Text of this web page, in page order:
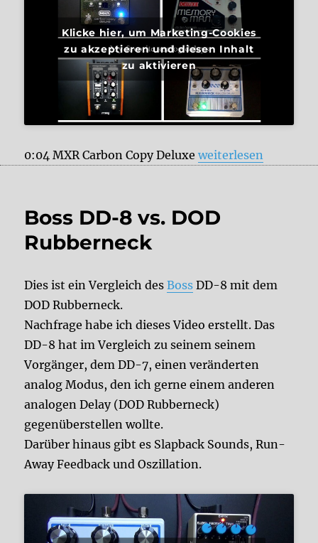
Klicke hier, um Marketing-Cookies
zu akzeptieren und diesen Inhalt
zu aktivieren
0:04 MXR Carbon Copy Deluxe„Meine liebsten
weiterlesen
Boss DD-8 vs. DOD
Rubberneck
Dies ist ein Vergleich desBoss DD-8 mit dem
DOD Rubberneck.
Nachfrage habe ich dieses Video erstellt. Das
DD-8 hat im Vergleich zu seinem seinem
Vorgänger, dem DD-7, einen veränderten
analog Modus, den ich gerne einem anderen
analogen Delay (DOD Rubberneck)
gegenüberstellen wollte.
Darüber hinaus gibt es Slapback Sounds, Run-
Away Feedback und Oszillation.